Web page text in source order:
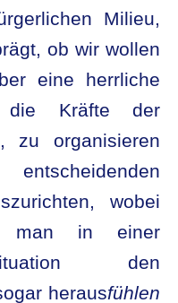
Milieu,
ob wir wollen
eine herrliche
die Kräfte der
zu organisieren
wobei
man in einer
den
herausfühlen